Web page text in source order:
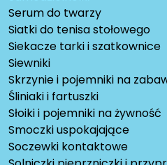
Serum do twarzy
Siatki do tenisa stołowego
Siekacze tarki i szatkownice
Siewniki
Skrzynie i pojemniki na
Śliniaki i fartuszki
Słoiki i pojemniki na żywność
Smoczki uspokajające
Soczewki kontaktowe